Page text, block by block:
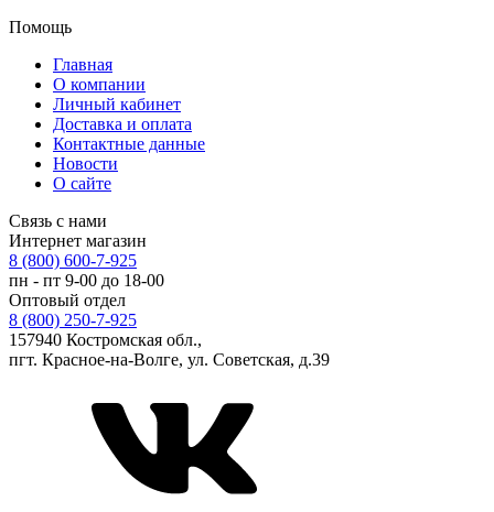
Помощь
Главная
О компании
Личный кабинет
Доставка и оплата
Контактные данные
Новости
О сайте
Связь с нами
Интернет магазин
8 (800) 600-7-925
пн - пт 9-00 до 18-00
Оптовый отдел
8 (800) 250-7-925
157940 Костромская обл.,
пгт. Красное-на-Волге, ул. Советская, д.39